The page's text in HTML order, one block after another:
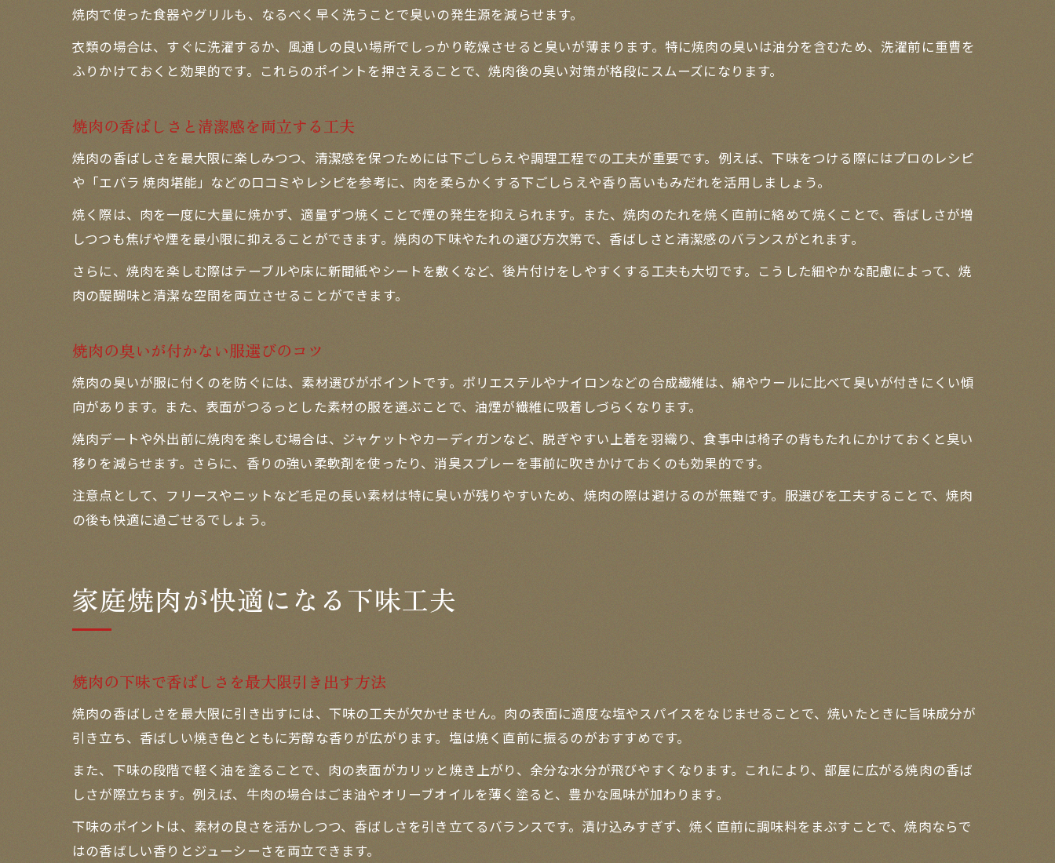
焼肉の下味で肉を柔らかく仕上げる秘訣
焼肉 下味 プロ直伝の柔らかさを出す工夫
焼肉の香ばしさと柔らかさを両立させる方法
焼肉で使った食器やグリルも、なるべく早く洗うことで臭いの発生源を減らせます。
衣類の場合は、すぐに洗濯するか、風通しの良い場所でしっかり乾燥させると臭いが薄まります。特に焼肉の臭いは油分を含むため、洗濯前に重曹を
ふりかけておくと効果的です。これらのポイントを押さえることで、焼肉後の臭い対策が格段にスムーズになります。
焼肉の香ばしさと清潔感を両立する工夫
焼肉の香ばしさを最大限に楽しみつつ、清潔感を保つためには下ごしらえや調理工程での工夫が重要です。例えば、下味をつける際にはプロのレシピ
や「エバラ 焼肉堪能」などの口コミやレシピを参考に、肉を柔らかくする下ごしらえや香り高いもみだれを活用しましょう。
焼く際は、肉を一度に大量に焼かず、適量ずつ焼くことで煙の発生を抑えられます。また、焼肉のたれを焼く直前に絡めて焼くことで、香ばしさが増
しつつも焦げや煙を最小限に抑えることができます。焼肉の下味やたれの選び方次第で、香ばしさと清潔感のバランスがとれます。
さらに、焼肉を楽しむ際はテーブルや床に新聞紙やシートを敷くなど、後片付けをしやすくする工夫も大切です。こうした細やかな配慮によって、焼
肉の醍醐味と清潔な空間を両立させることができます。
焼肉の臭いが付かない服選びのコツ
焼肉の臭いが服に付くのを防ぐには、素材選びがポイントです。ポリエステルやナイロンなどの合成繊維は、綿やウールに比べて臭いが付きにくい傾
向があります。また、表面がつるっとした素材の服を選ぶことで、油煙が繊維に吸着しづらくなります。
焼肉デートや外出前に焼肉を楽しむ場合は、ジャケットやカーディガンなど、脱ぎやすい上着を羽織り、食事中は椅子の背もたれにかけておくと臭い
移りを減らせます。さらに、香りの強い柔軟剤を使ったり、消臭スプレーを事前に吹きかけておくのも効果的です。
注意点として、フリースやニットなど毛足の長い素材は特に臭いが残りやすいため、焼肉の際は避けるのが無難です。服選びを工夫することで、焼肉
の後も快適に過ごせるでしょう。
家庭焼肉が快適になる下味工夫
焼肉の下味で香ばしさを最大限引き出す方法
焼肉の香ばしさを最大限に引き出すには、下味の工夫が欠かせません。肉の表面に適度な塩やスパイスをなじませることで、焼いたときに旨味成分が
引き立ち、香ばしい焼き色とともに芳醇な香りが広がります。塩は焼く直前に振るのがおすすめです。
また、下味の段階で軽く油を塗ることで、肉の表面がカリッと焼き上がり、余分な水分が飛びやすくなります。これにより、部屋に広がる焼肉の香ば
しさが際立ちます。例えば、牛肉の場合はごま油やオリーブオイルを薄く塗ると、豊かな風味が加わります。
下味のポイントは、素材の良さを活かしつつ、香ばしさを引き立てるバランスです。漬け込みすぎず、焼く直前に調味料をまぶすことで、焼肉ならで
はの香ばしい香りとジューシーさを両立できます。
お問い合わせはこちら
お問い合わせはこちら